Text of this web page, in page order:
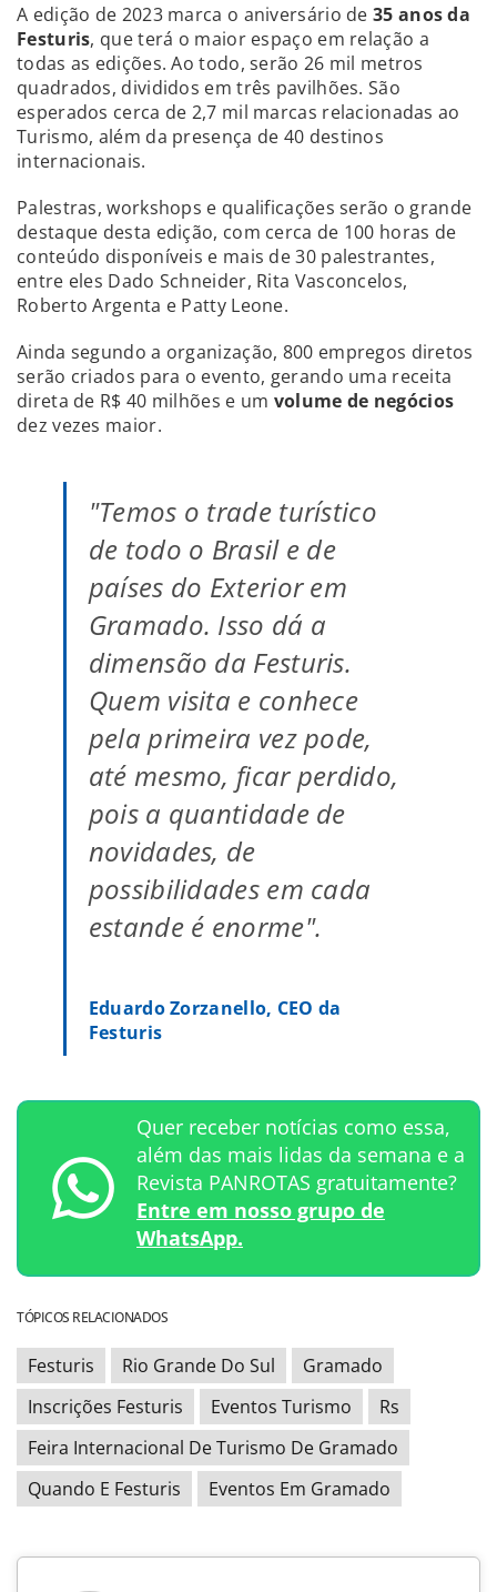
A edição de 2023 marca o aniversário de 35 anos da
Festuris, que terá o maior espaço em relação a
todas as edições. Ao todo, serão 26 mil metros
quadrados, divididos em três pavilhões. São
esperados cerca de 2,7 mil marcas relacionadas ao
Turismo, além da presença de 40 destinos
internacionais.
Palestras, workshops e qualificações serão o grande
destaque desta edição, com cerca de 100 horas de
conteúdo disponíveis e mais de 30 palestrantes,
entre eles Dado Schneider, Rita Vasconcelos,
Roberto Argenta e Patty Leone.
Ainda segundo a organização, 800 empregos diretos
serão criados para o evento, gerando uma receita
direta de R$ 40 milhões e um volume de negócios
dez vezes maior.
"Temos o trade turístico
de todo o Brasil e de
países do Exterior em
Gramado. Isso dá a
dimensão da Festuris.
Quem visita e conhece
pela primeira vez pode,
até mesmo, ficar perdido,
pois a quantidade de
novidades, de
possibilidades em cada
estande é enorme".
Eduardo Zorzanello, CEO da
Festuris
Quer receber notícias como essa,
além das mais lidas da semana e a
Revista PANROTAS gratuitamente?
Entre em nosso grupo de
WhatsApp.
TÓPICOS RELACIONADOS
Festuris Rio Grande Do Sul
Gramado
Inscrições Festuris
Eventos Turismo
Rs
Feira Internacional De Turismo De Gramado
Quando E Festuris
Eventos Em Gramado